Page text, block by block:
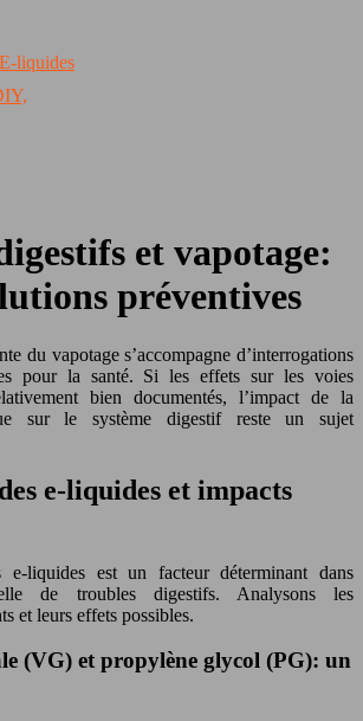
liquides
et vapotage:
préventives
du vapotage s’accompagne d’interrogations
pour la santé. Si les effets sur les voies
bien documentés, l’impact de la
sur le système digestif reste un sujet
e-liquides et impacts
e-liquides est un facteur déterminant dans
de troubles digestifs. Analysons les
et leurs effets possibles.
(VG) et propylène glycol (PG): un